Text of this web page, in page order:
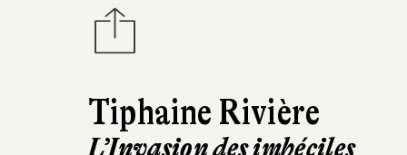
Tiphaine Rivière
L’Invasion des imbéciles